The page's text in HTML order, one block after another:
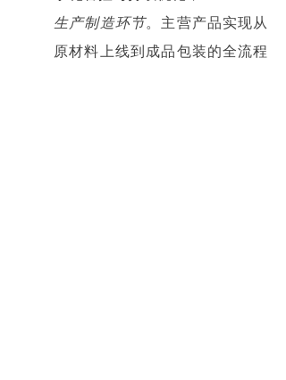
生产制造环节。主营产品实现从
原材料上线到成品包装的全流程